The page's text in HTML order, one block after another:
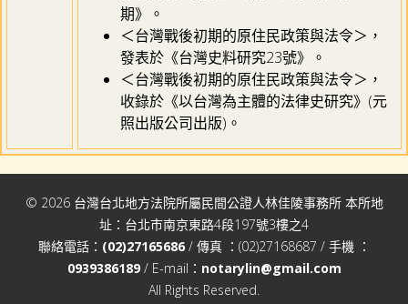
期》。
＜台灣戰後初期的原住民政策與法令＞，
發表於《台灣史料研究23號》。
＜台灣戰後初期的原住民政策與法令＞，
收錄於《以台灣為主體的法律史研究》(元
照出版公司出版)。
© 2026 台灣台北地方法院所屬民間公證人林佳陵事務所 本所地
址：台北市南京東路4段197號3樓之4
聯絡電話： (02)27165686/ 傳真 ：(02)27168687 / 手機 ：
0939386189/ E-mail： notarylin@gmail.com
All Rights Reserved.